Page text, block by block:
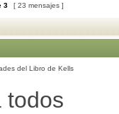
3 [ 23 mensajes ]
del Libro de Kells
todos